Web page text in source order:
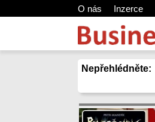
O nás Inzerce
Nepřehlédněte: